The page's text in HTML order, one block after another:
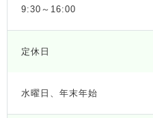
9:30～16:00
定休日
水曜日、年末年始